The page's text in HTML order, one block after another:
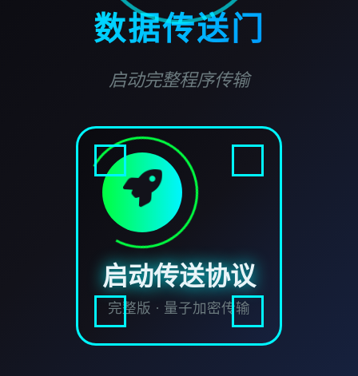
数据传送门
启动完整程序传输
启动传送协议
完整版 · 量子加密传输